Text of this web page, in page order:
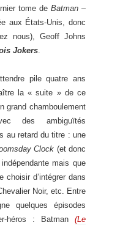
tome deBatman –
aux États-Unis, donc
nous), Geoff Johns
Jokers.
pile quatre ans
la « suite » de ce
grand chamboulement
des ambiguïtés
au retard du titre : une
Clock (et donc
mais que
choisir d’intégrer dans
Noir, etc. Entre
quelques épisodes
héros : Batman (Le